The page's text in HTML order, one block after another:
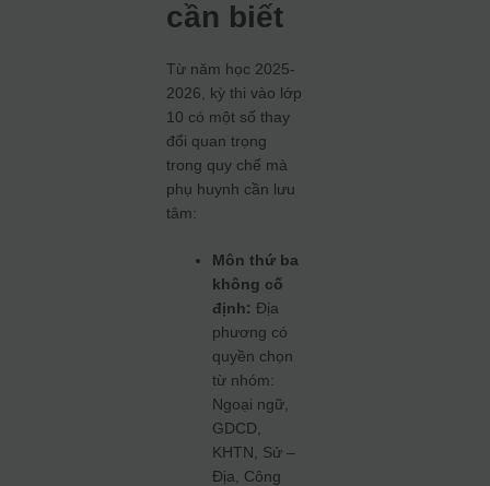
cần biết
Từ năm học 2025-
2026, kỳ thi vào lớp
10 có một số thay
đổi quan trọng
trong quy chế mà
phụ huynh cần lưu
tâm:
Môn thứ ba
không cố
định: Địa
phương có
quyền chọn
từ nhóm:
Ngoại ngữ,
GDCD,
KHTN, Sử –
Địa, Công